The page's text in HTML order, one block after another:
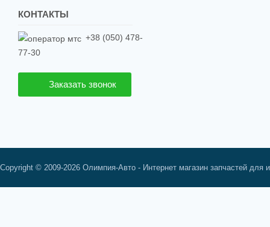
КОНТАКТЫ
+38 (050) 478-
77-30
Заказать звонок
Copyright © 2009-2026 Олимпия-Авто - Интернет магазин запчастей для